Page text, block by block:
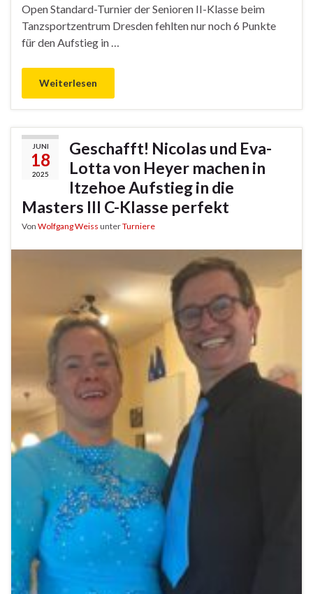
Open Standard-Turnier der Senioren II-Klasse beim
Tanzsportzentrum Dresden fehlten nur noch 6 Punkte
für den Aufstieg in …
Weiterlesen
JUNI
18
2025
Geschafft! Nicolas und Eva-
Lotta von Heyer machen in
Itzehoe Aufstieg in die
Masters III C-Klasse perfekt
Von Wolfgang Weiss unterTurniere